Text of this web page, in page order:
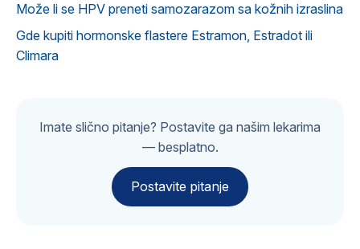
Može li se HPV preneti samozarazom sa kožnih izraslina
Gde kupiti hormonske flastere Estramon, Estradot ili
Climara
Imate slično pitanje? Postavite ga našim lekarima
— besplatno.
Postavite pitanje